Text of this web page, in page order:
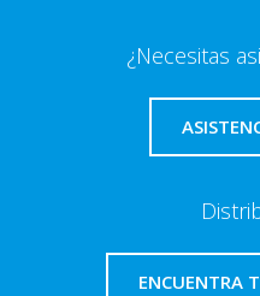
¿Necesitas
ENCUENTRA